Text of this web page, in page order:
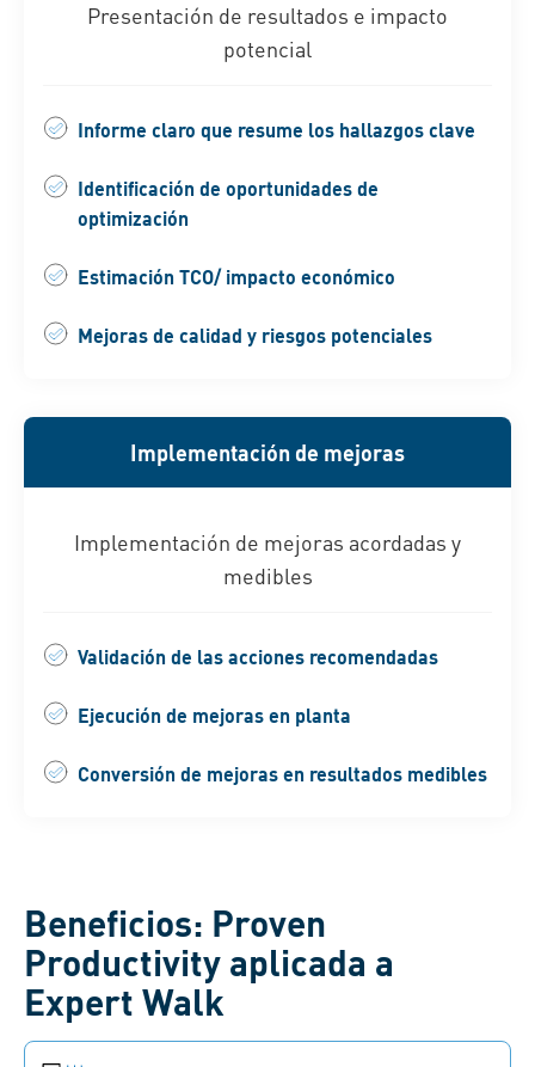
Presentación de resultados e impacto
potencial
Informe claro que resume los hallazgos clave
Identificación de oportunidades de
optimización
Estimación TCO/ impacto económico
Mejoras de calidad y riesgos potenciales
Implementación de mejoras
Implementación de mejoras acordadas y
medibles
Validación de las acciones recomendadas
Ejecución de mejoras en planta
Conversión de mejoras en resultados medibles
Beneficios: Proven
Productivity aplicada a
Expert Walk